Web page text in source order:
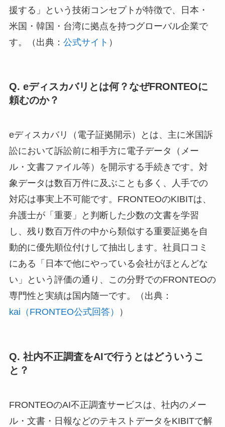
援する」という技術コンセプトが特徴で、日本・
米国・韓国・台湾に拠点を持つグローバル企業で
す。（出典： 公式サイト ）
Q. eディスカバリとは何？なぜFRONTEOに
頼むのか？
eディスカバリ（電子証拠開示）とは、主に米国訴
訟において訴訟前に相手方に電子データ（メー
ル・文書ファイル等）を開示する手続きです。対
象データは数百万件に及ぶことも多く、人手での
対応は事実上不可能です。FRONTEOのKIBITは、
弁護士が「重要」と判断した少数の文書を学習
し、残り数百万件の中から類似する重要証拠を自
動的に優先順位付けして抽出します。社員口コミ
にある「日本で他にやっている会社がほとんどな
い」という評価の通り、この分野でのFRONTEOの
専門性と実績は国内随一です。（出典：
kai（FRONTEO公式回答）
）
Q. 社内不正調査をAIで行うとはどういうこ
と？
FRONTEOのAI不正調査サービスは、社内のメー
ル・文書・日報などのテキストデータをKIBITで解